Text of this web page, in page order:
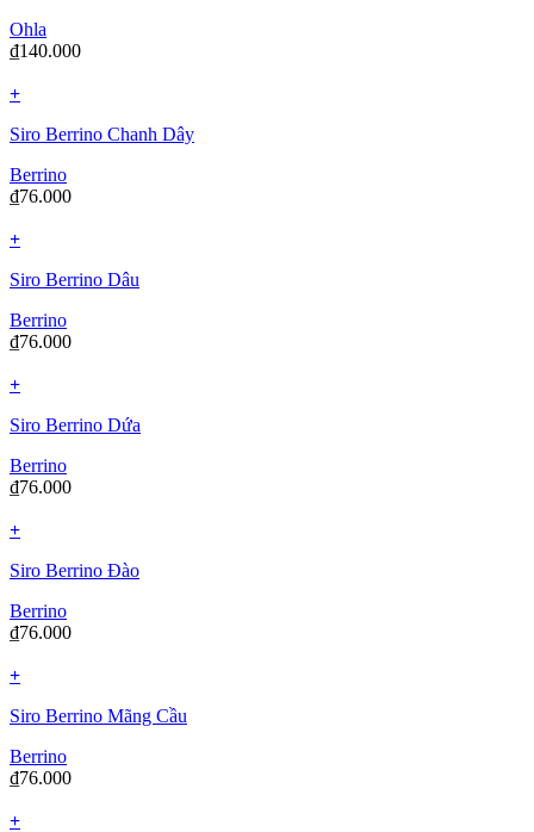
Ohla
₫140.000
+
Siro Berrino Chanh Dây
Berrino
₫76.000
+
Siro Berrino Dâu
Berrino
₫76.000
+
Siro Berrino Dứa
Berrino
₫76.000
+
Siro Berrino Đào
Berrino
₫76.000
+
Siro Berrino Mãng Cầu
Berrino
₫76.000
+